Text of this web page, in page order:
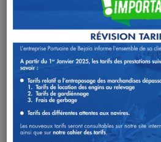
AVIS DE
N°09/DA/
Fév 25, 2024|Avis de consultation